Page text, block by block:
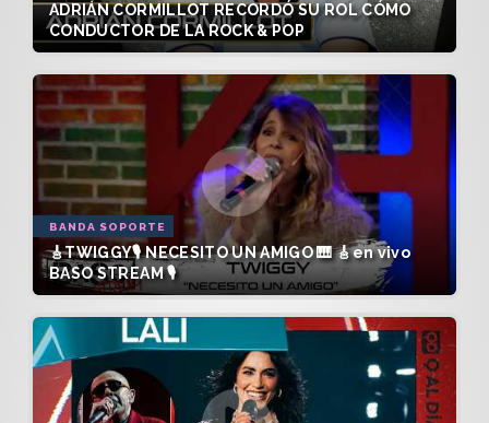
ADRIÁN CORMILLOT RECORDÓ SU ROL CÓMO
CONDUCTOR DE LA ROCK & POP
BANDA SOPORTE
🎸TWIGGY🎙️ NECESITO UN AMIGO 🎹 🎸en vivo
BASO STREAM 🎙️